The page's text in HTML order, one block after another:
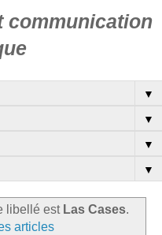
communication
▼
▼
▼
▼
libellé est Las Cases.
articles